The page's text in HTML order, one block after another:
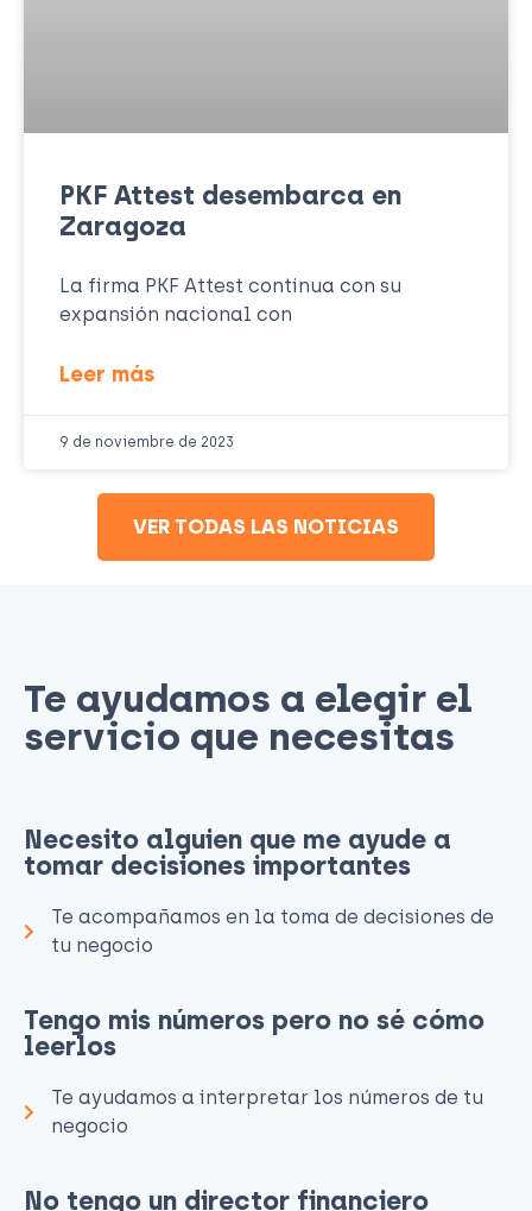
PKF Attest desembarca en
Zaragoza
La firma PKF Attest continua con su
expansión nacional con
Leer más
9 de noviembre de 2023
VER TODAS LAS NOTICIAS
Te ayudamos a elegir el
servicio que necesitas​
Necesito alguien que me ayude a
tomar decisiones importantes
Te acompañamos en la toma de decisiones de
tu negocio
Tengo mis números pero no sé cómo
leerlos
Te ayudamos a interpretar los números de tu
negocio
No tengo un director financiero